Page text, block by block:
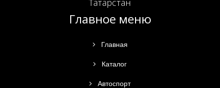
Татарстан
Главное меню
Главная
Каталог
Автоспорт